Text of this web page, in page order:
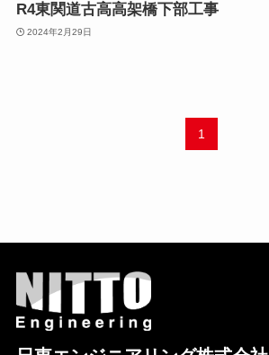
R4東関道古高高架橋下部工事
2024年2月29日
1